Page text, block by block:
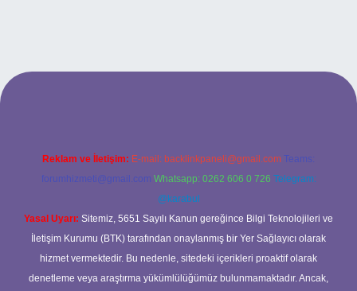
bahis sitesi
Reklam ve İletişim: E-mail: backlinkpaneli@gmail.com Teams:
forumhizmeti@gmail.com Whatsapp: 0262 606 0 726 Telegram:
@karabul
Yasal Uyarı: Sitemiz, 5651 Sayılı Kanun gereğince Bilgi Teknolojileri ve
İletişim Kurumu (BTK) tarafından onaylanmış bir Yer Sağlayıcı olarak
hizmet vermektedir. Bu nedenle, sitedeki içerikleri proaktif olarak
denetleme veya araştırma yükümlülüğümüz bulunmamaktadır. Ancak,